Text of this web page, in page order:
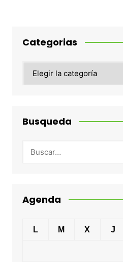
Categorias
Busqueda
Agenda
L M X J